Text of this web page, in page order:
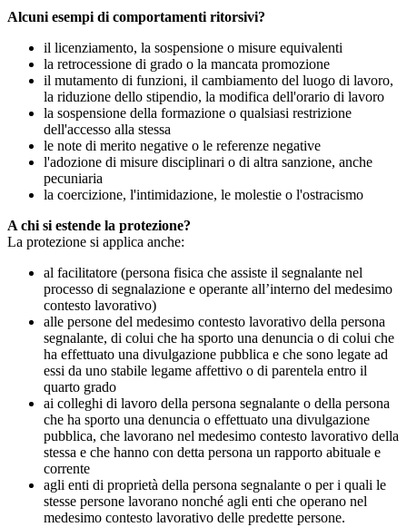
Alcuni esempi di comportamenti ritorsivi?
il licenziamento, la sospensione o misure equivalenti
la retrocessione di grado o la mancata promozione
il mutamento di funzioni, il cambiamento del luogo di lavoro,
la riduzione dello stipendio, la modifica dell'orario di lavoro
la sospensione della formazione o qualsiasi restrizione
dell'accesso alla stessa
le note di merito negative o le referenze negative
l'adozione di misure disciplinari o di altra sanzione, anche
pecuniaria
la coercizione, l'intimidazione, le molestie o l'ostracismo
A chi si estende la protezione?
La protezione si applica anche:
al facilitatore (persona fisica che assiste il segnalante nel
processo di segnalazione e operante all’interno del medesimo
contesto lavorativo)
alle persone del medesimo contesto lavorativo della persona
segnalante, di colui che ha sporto una denuncia o di colui che
ha effettuato una divulgazione pubblica e che sono legate ad
essi da uno stabile legame affettivo o di parentela entro il
quarto grado
ai colleghi di lavoro della persona segnalante o della persona
che ha sporto una denuncia o effettuato una divulgazione
pubblica, che lavorano nel medesimo contesto lavorativo della
stessa e che hanno con detta persona un rapporto abituale e
corrente
agli enti di proprietà della persona segnalante o per i quali le
stesse persone lavorano nonché agli enti che operano nel
medesimo contesto lavorativo delle predette persone.